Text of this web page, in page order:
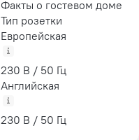
Факты о гостевом доме
Тип розетки
Европейская
230 В / 50 Гц
Английская
230 В / 50 Гц